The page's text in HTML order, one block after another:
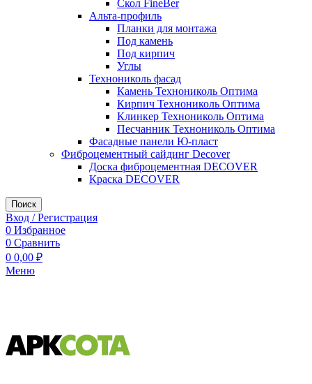
Скол FineBer
Альта-профиль
Планки для монтажа
Под камень
Под кирпич
Углы
Технониколь фасад
Камень Технониколь Оптима
Кирпич Технониколь Оптима
Клинкер Технониколь Оптима
Песчанник Технониколь Оптима
Фасадные панели Ю-пласт
Фиброцементный сайдинг Decover
Доска фиброцементная DECOVER
Краска DECOVER
Поиск
Вход / Регистрация
0 Избранное
0 Сравнить
0 0,00 ₽
Меню